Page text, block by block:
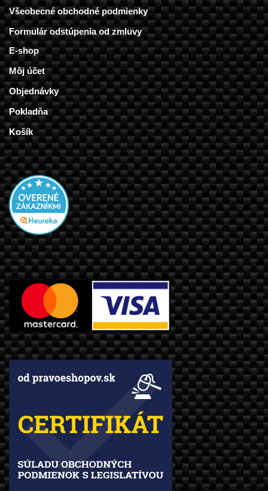
Všeobecné obchodné podmienky
Formulár odstúpenia od zmluvy
E-shop
Môj účet
Objednávky
Pokladňa
Košík